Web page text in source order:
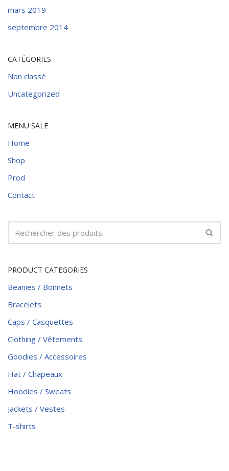
mars 2019
septembre 2014
CATÉGORIES
Non classé
Uncategorized
MENU SALE
Home
Shop
Prod
Contact
PRODUCT CATEGORIES
Beanies / Bonnets
Bracelets
Caps / Casquettes
Clothing / Vêtements
Goodies / Accessoires
Hat / Chapeaux
Hoodies / Sweats
Jackets / Vestes
T-shirts